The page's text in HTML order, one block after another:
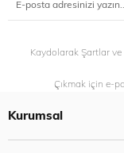
Kaydolarak Şartlar ve
Çıkmak için e-
Kurumsal